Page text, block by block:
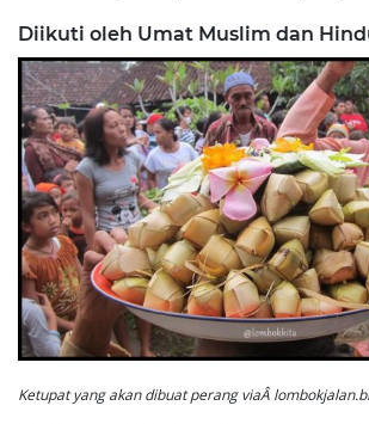
Diikuti oleh Umat Muslim dan
Ketupat yang akan dibuat perang viaÂ